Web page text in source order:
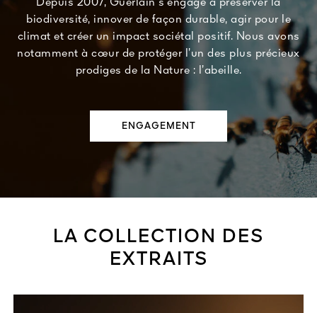
Depuis 2007, Guerlain s’engage à préserver la
biodiversité, innover de façon durable, agir pour le
climat et créer un impact sociétal positif. Nous avons
notamment à cœur de protéger l’un des plus précieux
prodiges de la Nature : l’abeille.
ENGAGEMENT
LA COLLECTION DES
EXTRAITS